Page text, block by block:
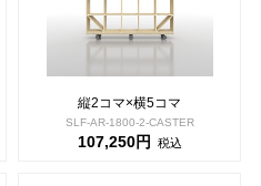
縦2コマ×横5コマ
SLF-AR-1800-2-CASTER
107,250円 税込